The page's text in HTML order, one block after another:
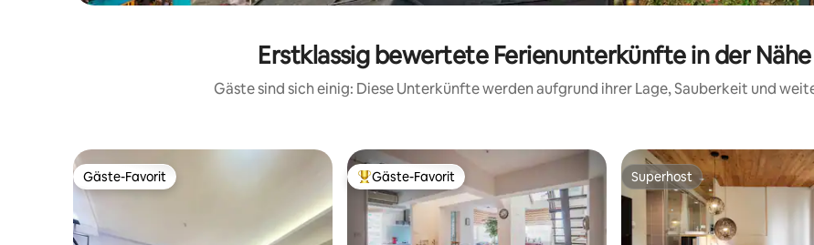
Erstklassig bewertete Ferienunterkünfte in der
Gäste sind sich einig: Diese Unterkünfte werden aufgrund ihrer Lage, Sauberkeit und
Gäste-Favorit
Gäste-Favorit Beliebter Gäste-Favorit.
Gäste-Favorit Superhost
Superhost